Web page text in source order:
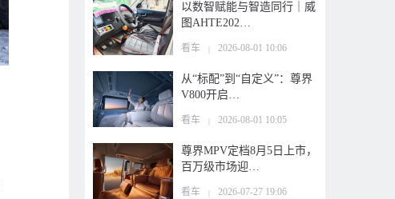
以数智赋能与智造同行｜威
图AHTE202…
看车 2026-08-01 10:06
从“标配”到“自定义”：尊界
V800开启…
看车 2026-08-01 10:05
尊界MPV定档8月5日上市，
百万级市场迎…
看车 2026-07-27 19:06